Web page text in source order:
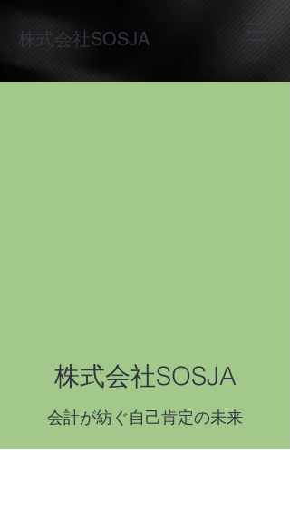
株式会社SOSJA
株式会社SOSJA
​会計が紡ぐ自己肯定の未来